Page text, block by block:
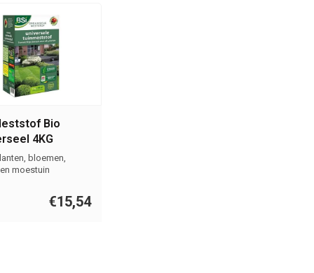
Bio
4KG
bloemen,
moestuin
€15,54